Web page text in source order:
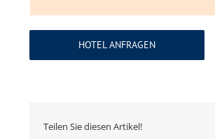
HOTEL ANFRAGEN
Teilen Sie diesen Artikel!